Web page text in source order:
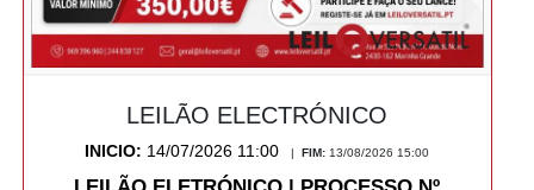
LEILÃO ELECTRÓNICO
INICIO: 14/07/2026 11:00 |FIM: 13/08/2026 15:00